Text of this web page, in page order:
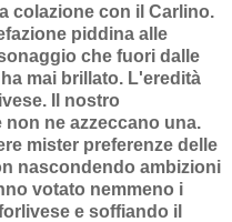
colazione con il Carlino.
piddina alle
che fuori dalle
mai brillato. L'eredità
Il nostro
non ne azzeccano una.
mister preferenze delle
nascondendo ambizioni
votato nemmeno i
e soffiando il